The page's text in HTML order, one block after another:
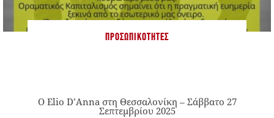
ΠΡΟΣΩΠΙΚΌΤΗΤΕΣ
Ο Elio D’Anna στη Θεσσαλονίκη – Σάββατο 27
Σεπτεμβρίου 2025